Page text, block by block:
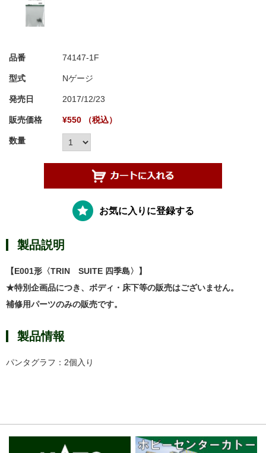
品番 74147-1F
型式 Nゲージ
発売日 2017/12/23
販売価格 ¥550 （税込）
数量
お気に入りに登録する
製品説明
【E001形〈TRIN SUITE 四季島〉】
★特別企画品につき、ボディ・床下等の販売はございません。
補修用パーツのみの販売です。
製品情報
パンタグラフ：2個入り